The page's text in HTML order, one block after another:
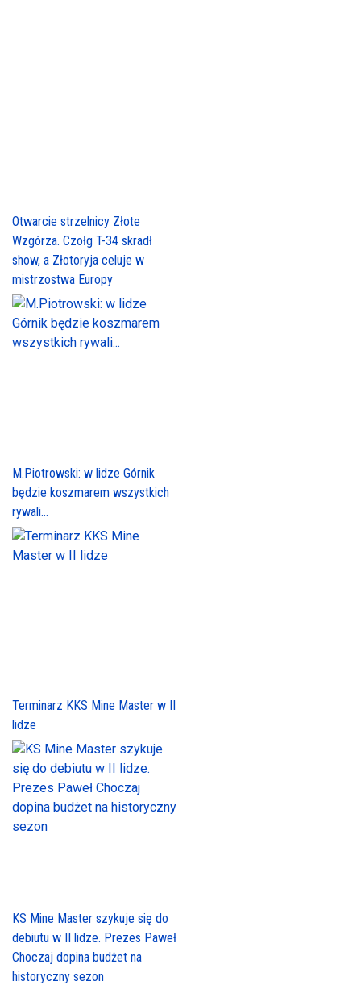
Otwarcie strzelnicy Złote
Wzgórza. Czołg T-34 skradł
show, a Złotoryja celuje w
mistrzostwa Europy
M.Piotrowski: w lidze Górnik
będzie koszmarem wszystkich
rywali...
Terminarz KKS Mine Master w II
lidze
KS Mine Master szykuje się do
debiutu w II lidze. Prezes Paweł
Choczaj dopina budżet na
historyczny sezon